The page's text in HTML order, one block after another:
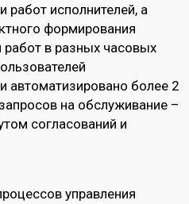
работ исполнителей, а
формирования
работ в разных часовых
автоматизировано более 2
на обслуживание –
согласований и
управления